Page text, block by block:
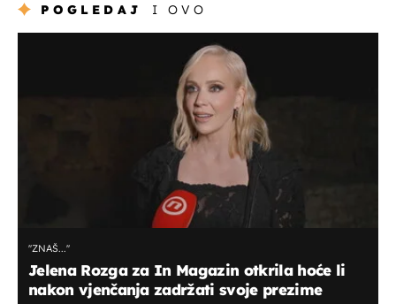
POGLEDAJ I OVO
''ZNAŠ...''
Jelena Rozga za In Magazin otkrila hoće li
nakon vjenčanja zadržati svoje prezime